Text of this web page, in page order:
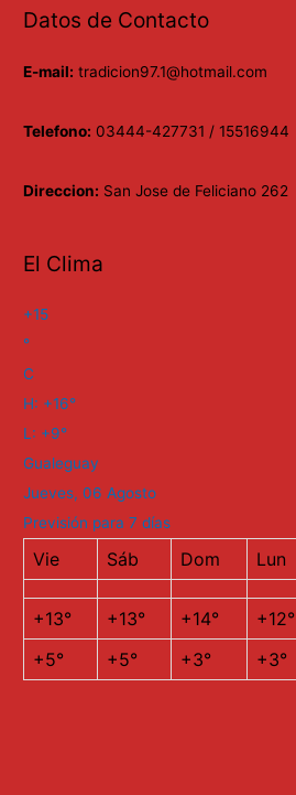
Datos de Contacto
E-mail: tradicion97.1@hotmail.com
Telefono: 03444-427731 / 15516944
Direccion: San Jose de Feliciano 262
El Clima
+15
°
C
H: +16°
L: +9°
Gualeguay
Jueves, 06 Agosto
Previsión para 7 días
Vie Sáb Dom Lun
+13° +13° +14° +12°
+5° +5° +3° +3°